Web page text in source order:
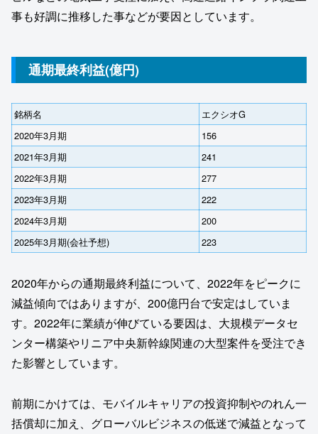
事も好調に推移した事などが要因としています。
通期最終利益(億円)
銘柄名
エクシオG
2020年3月期
156
2021年3月期
241
2022年3月期
277
2023年3月期
222
2024年3月期
200
2025年3月期(会社予想)
223
2020年からの通期最終利益について、2022年をピークに
減益傾向ではありますが、200億円台で安定はしていま
す。2022年に業績が伸びている要因は、大規模データセ
ンター構築やリニア中央新幹線関連の大型案件を受注でき
た影響としています。
前期にかけては、モバイルキャリアの投資抑制やのれん一
括償却に加え、グローバルビジネスの低迷で減益となって